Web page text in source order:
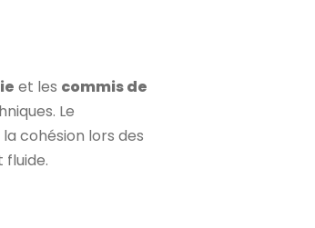
et les commis de
Le
cohésion lors des
fluide.